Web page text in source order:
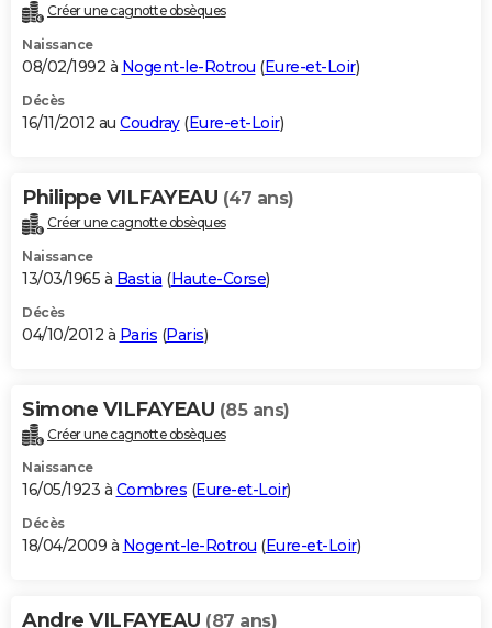
Créer une cagnotte obsèques
Naissance
08/02/1992 à Nogent-le-Rotrou (Eure-et-Loir)
Décès
16/11/2012 au Coudray(Eure-et-Loir)
Philippe VILFAYEAU (47 ans)
Créer une cagnotte obsèques
Naissance
13/03/1965 à Bastia (Haute-Corse)
Décès
04/10/2012 à Paris (Paris)
Simone VILFAYEAU (85 ans)
Créer une cagnotte obsèques
Naissance
16/05/1923 à Combres (Eure-et-Loir)
Décès
18/04/2009 à Nogent-le-Rotrou (Eure-et-Loir)
Andre VILFAYEAU (87 ans)